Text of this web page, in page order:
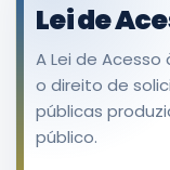
Lei de
A Lei de
o direito de
públicas
público.